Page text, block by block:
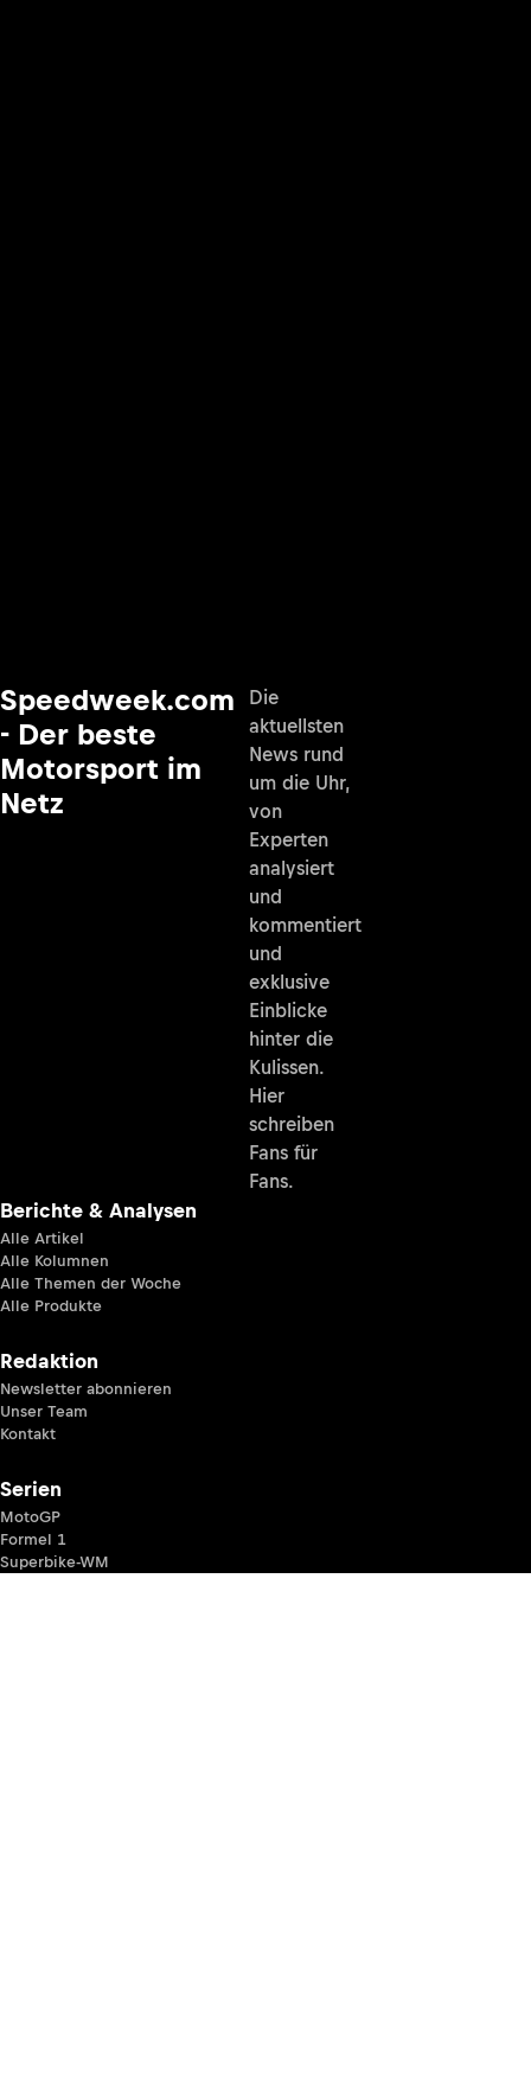
Speedweek.com
- Der beste
Motorsport im
Netz
Die
aktuellsten
News rund
um die Uhr,
von
Experten
analysiert
und
kommentiert
und
exklusive
Einblicke
hinter die
Kulissen.
Hier
schreiben
Fans für
Fans.
Berichte & Analysen
Alle Artikel
Alle Kolumnen
Alle Themen der Woche
Alle Produkte
Redaktion
Newsletter abonnieren
Unser Team
Kontakt
Serien
MotoGP
Formel 1
Superbike-WM